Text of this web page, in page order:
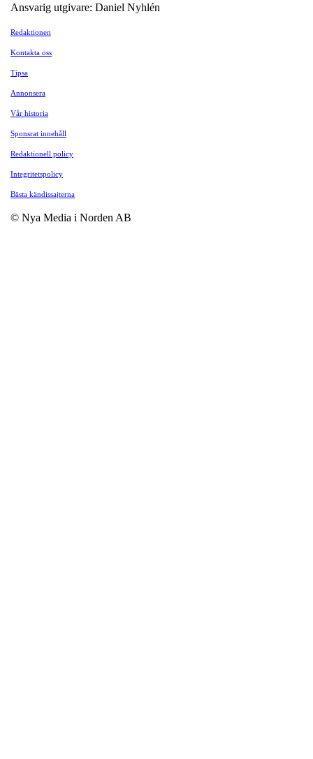
Ansvarig utgivare: Daniel Nyhlén
Redaktionen
Kontakta oss
Tipsa
Annonsera
Vår historia
Sponsrat innehåll
Redaktionell policy
Integritetspolicy
Bästa kändissajterna
© Nya Media i Norden AB